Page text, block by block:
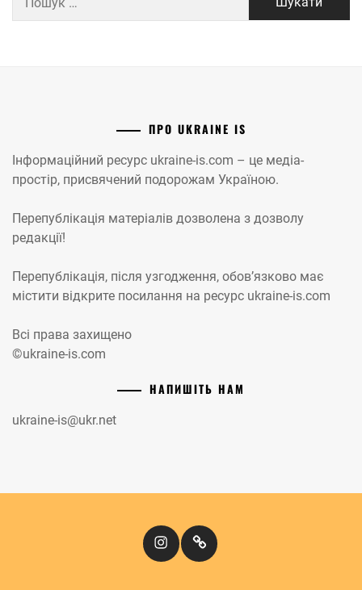
ПРО UKRAINE IS
Інформаційний ресурс ukraine-is.com – це медіа-
простір, присвячений подорожам Україною.
Перепублікація матеріалів дозволена з дозволу
редакції!
Перепублікація, після узгодження, обов’язково має
містити відкрите посилання на ресурс ukraine-is.com
Всі права захищено
©ukraine-is.com
НАПИШІТЬ НАМ
ukraine-is@ukr.net
InstagramКіномандри